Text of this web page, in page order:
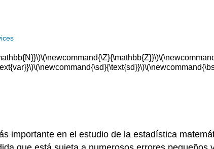
\(\newcommand{\Z}{\mathbb{Z}}\)
\(\newcommand{\sd}{\text{sd}}\)
importante en el estudio de la estadística